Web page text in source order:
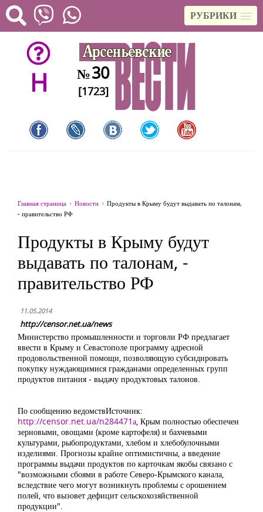
РУБРИКИ
H №30
[1723]
Главная страница Новости
Продукты в Крыму будут выдавать по талонам,
- правительство РФ
Продукты в Крыму будут
выдавать по талонам, -
правительство РФ
11.05.2014
http://censor.net.ua/news
Министерство промышленности и торговли РФ предлагает
ввести в Крыму и Севастополе программу адресной
продовольственной помощи, позволяющую субсидировать
покупку нуждающимися гражданами определенных групп
продуктов питания - выдачу продуктовых талонов.
По сообщению ведомствИсточник:
http://censor.net.ua/n284471а, Крым полностью обеспечен
зерновыми, овощами (кроме картофеля) и бахчевыми
культурами, рыбопродуктами, хлебом и хлебобулочными
изделиями. Прогнозы крайне оптимистичны, а введение
программы выдачи продуктов по карточкам якобы связано с
"возможными сбоями в работе Северо-Крымского канала,
вследствие чего могут возникнуть проблемы с орошением
полей, что вызовет дефицит сельскохозяйственной
продукции".